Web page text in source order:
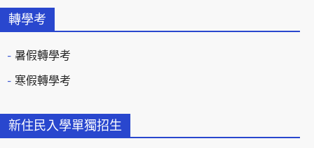
轉學考
暑假轉學考
寒假轉學考
新住民入學單獨招生